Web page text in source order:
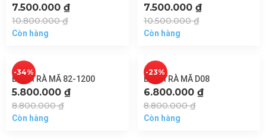
10.800.000₫
7.500.000 ₫
Còn hàng
10.500.000₫
7.500.000 ₫
Còn hàng
BÀN TRÀ MÃ 82-1200
8.800.000₫
5.800.000 ₫
-34%
Còn hàng
BÀN TRÀ MÃ D08
8.800.000₫
6.800.000 ₫
-23%
Còn hàng